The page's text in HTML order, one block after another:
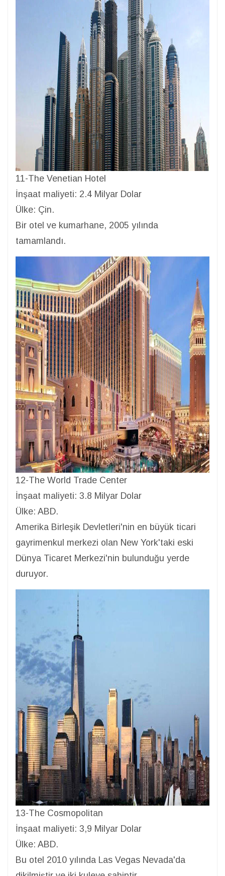
11-The Venetian Hotel
İnşaat maliyeti: 2.4 Milyar Dolar
Ülke: Çin.
Bir otel ve kumarhane, 2005 yılında
tamamlandı.
12-The World Trade Center
İnşaat maliyeti: 3.8 Milyar Dolar
Ülke: ABD.
Amerika Birleşik Devletleri'nin en büyük ticari
gayrimenkul merkezi olan New York'taki eski
Dünya Ticaret Merkezi'nin bulunduğu yerde
duruyor.
13-The Cosmopolitan
İnşaat maliyeti: 3,9 Milyar Dolar
Ülke: ABD.
Bu otel 2010 yılında Las Vegas Nevada'da